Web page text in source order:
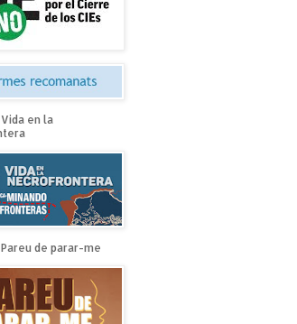
en la
de parar-me